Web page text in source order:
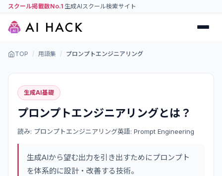
スクール掲載数No.1 生成AIスクール検索サイト
TOP / 用語集 / プロンプトエンジニアリング
生成AI基礎
プロンプトエンジニアリングとは？
読み: プロンプトエンジニアリング英語: Prompt Engineering
生成AIから望む出力を引き出すためにプロンプト
を体系的に設計・改善する技術。